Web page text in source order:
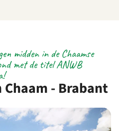
- Brabant
midden in de Chaamse
met de titel ANWB